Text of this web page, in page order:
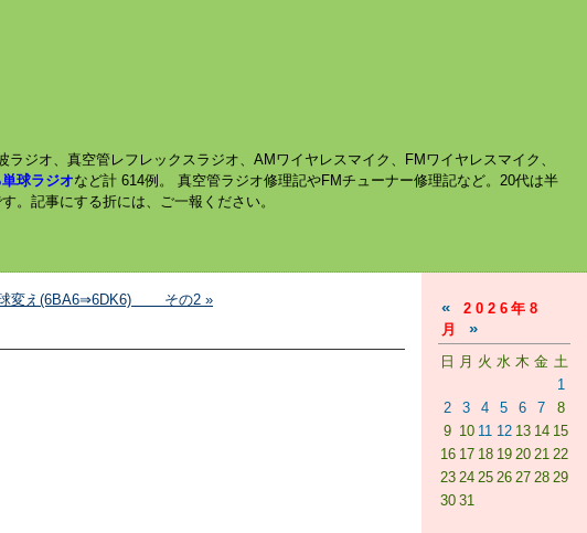
ジオ、真空管レフレックスラジオ、AMワイヤレスマイク、FMワイヤレスマイク、
球ラジオなど計 614例。 真空管ラジオ修理記やFMチューナー修理記など。20代は半
。記事にする折には、ご一報ください。
球変え(6BA6⇒6DK6) その2 » « 2026年8
月
»
日 月 火 水 木 金 土
1
2
3 4 5 6 7
8
9 10 11 12 13 14 15
16 17 18 19 20 21 22
23 24 25 26 27 28 29
30 31